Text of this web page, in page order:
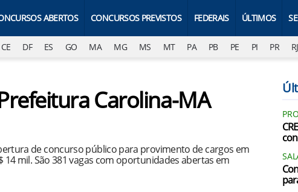
ABERTOS CONCURSOS PREVISTOS FEDERAIS ÚLTIMOS
CE DF ES GO MA MG MS MT PA PB PE PI PR RJ
Carolina-MA
de concurso público para provimento de cargos em
14 mil. São 381 vagas com oportunidades abertas em